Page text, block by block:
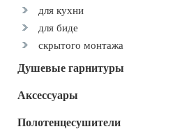
для кухни
для биде
скрытого монтажа
Душевые гарнитуры
Аксессуары
Полотенцесушители